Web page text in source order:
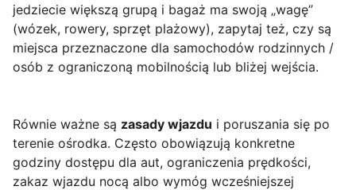
jedziecie większą grupą i bagaż ma swoją „wagę”
(wózek, rowery, sprzęt plażowy), zapytaj też, czy są
miejsca przeznaczone dla samochodów rodzinnych /
osób z ograniczoną mobilnością lub bliżej wejścia.
Równie ważne są zasady wjazdu i poruszania się po
terenie ośrodka. Często obowiązują konkretne
godziny dostępu dla aut, ograniczenia prędkości,
zakaz wjazdu nocą albo wymóg wcześniejszej